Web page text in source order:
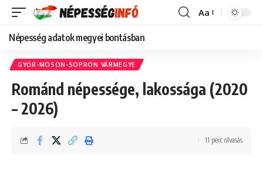
Font
Aa
Népesség adatok megyei bontásban
GYŐR-MOSON-SOPRON VÁRMEGYE
Románd népessége, lakossága (2020
– 2026)
11 perc olvasás